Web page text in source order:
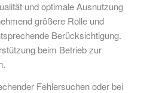
und optimale Ausnutzung
größere Rolle und
Berücksichtigung.
beim Betrieb zur
Fehlersuchen oder bei